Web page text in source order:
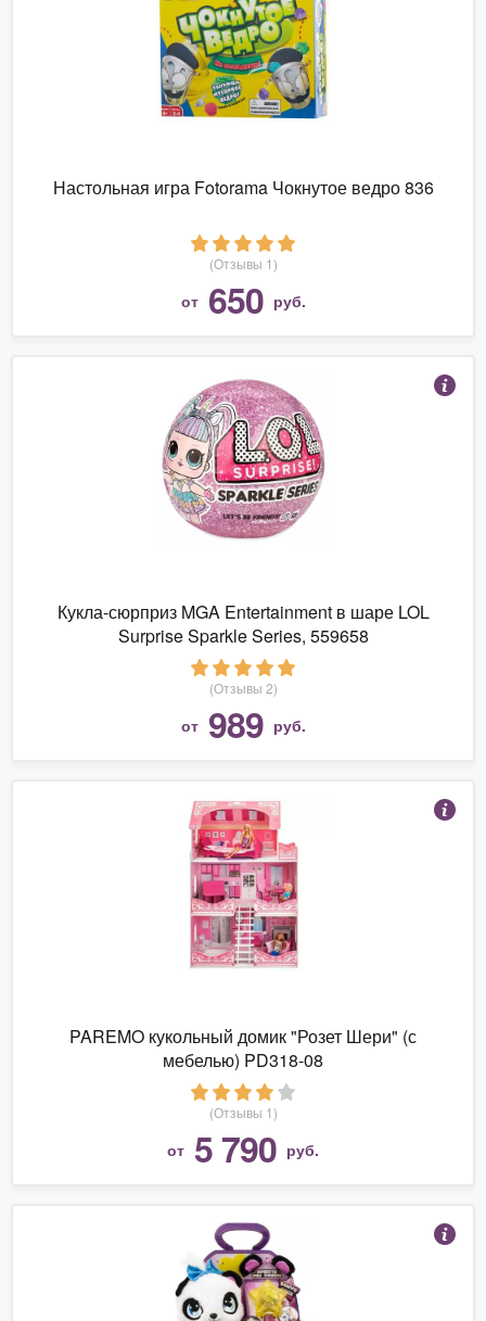
Настольная игра Fotorama Чокнутое ведро 836
(Отзывы 1)
от 650 руб.
Кукла-сюрприз MGA Entertainment в шаре LOL
Surprise Sparkle Series, 559658
(Отзывы 2)
от 989 руб.
PAREMO кукольный домик "Розет Шери" (с
мебелью) PD318-08
(Отзывы 1)
от 5 790 руб.